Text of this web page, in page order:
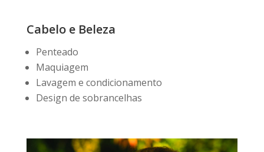
Cabelo e Beleza
Penteado
Maquiagem
Lavagem e condicionamento
Design de sobrancelhas